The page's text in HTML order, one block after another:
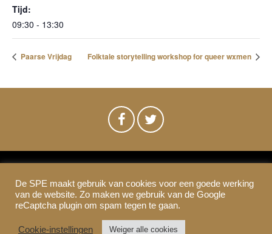
Tijd:
09:30 - 13:30
Paarse Vrijdag Folktale storytelling workshop for queer wxmen
SPE-Amsterdam © 2021
Colofon & Disclaimer
Privacy Cookies
De SPE maakt gebruik van cookies voor een goede werking
van de website. Zo maken we gebruik van de Google
reCaptcha plugin om spam tegen te gaan.
Cookie-instellingen Weiger alle cookies